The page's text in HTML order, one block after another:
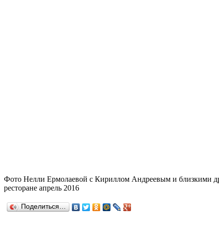
Фото Нелли Ермолаевой с Кириллом Андреевым и близкими
ресторане апрель 2016
Поделиться…